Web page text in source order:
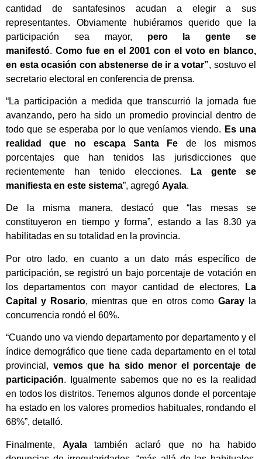
cantidad de santafesinos acudan a elegir a sus
representantes. Obviamente hubiéramos querido que la
participación sea mayor, pero la gente se
manifestó. Como fue en el 2001 con el voto en blanco,
en esta ocasión con abstenerse de ir a votar”, sostuvo el
secretario electoral en conferencia de prensa.
“La participación a medida que transcurrió la jornada fue
avanzando, pero ha sido un promedio provincial dentro de
todo que se esperaba por lo que veníamos viendo. Es una
realidad que no escapa Santa Fe de los mismos
porcentajes que han tenidos las jurisdicciones que
recientemente han tenido elecciones.
La gente se
manifiesta en este sistema”, agregó Ayala.
De la misma manera, destacó que “las mesas se
constituyeron en tiempo y forma”, estando a las 8.30 ya
habilitadas en su totalidad en la provincia.
Por otro lado, en cuanto a un dato más específico de
participación, se registró un bajo porcentaje de votación en
los departamentos con mayor cantidad de electores,
La
Capital y Rosario, mientras que en otros como Garayla
concurrencia rondó el 60%.
“Cuando uno va viendo departamento por departamento y el
índice demográfico que tiene cada departamento en el total
provincial, vemos que ha sido menor el porcentaje de
participación. Igualmente sabemos que no es la realidad
en todos los distritos. Tenemos algunos donde el porcentaje
ha estado en los valores promedios habituales, rondando el
68%”, detalló.
Finalmente, Ayalatambién aclaró que no ha habido